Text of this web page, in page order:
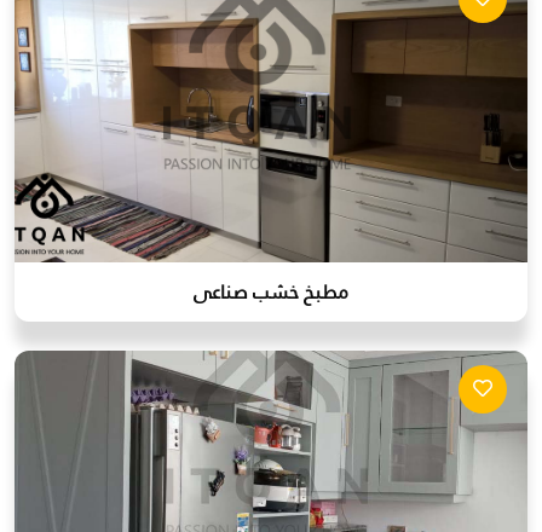
مطبخ خشب صناعى